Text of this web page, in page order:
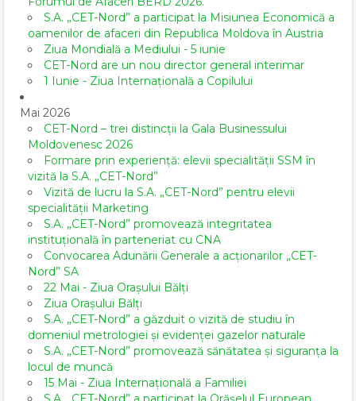
S.A. „CET-Nord” a participat la Misiunea Economică a
oamenilor de afaceri din Republica Moldova în Austria
Ziua Mondială a Mediului - 5 iunie
CET-Nord are un nou director general interimar
1 Iunie - Ziua Internațională a Copilului
Mai 2026
CET-Nord – trei distincții la Gala Businessului
Moldovenesc 2026
Formare prin experiență: elevii specialității SSM în
vizită la S.A. „CET-Nord”
Vizită de lucru la S.A. „CET-Nord” pentru elevii
specialității Marketing
S.A. „CET-Nord” promovează integritatea
instituțională în parteneriat cu CNA
Convocarea Adunării Generale a acționarilor „CET-
Nord” SA
22 Mai - Ziua Orașului Bălți
Ziua Orașului Bălți
S.A. „CET-Nord” a găzduit o vizită de studiu în
domeniul metrologiei și evidenței gazelor naturale
S.A. „CET-Nord” promovează sănătatea și siguranța la
locul de muncă
15 Mai - Ziua Internațională a Familiei